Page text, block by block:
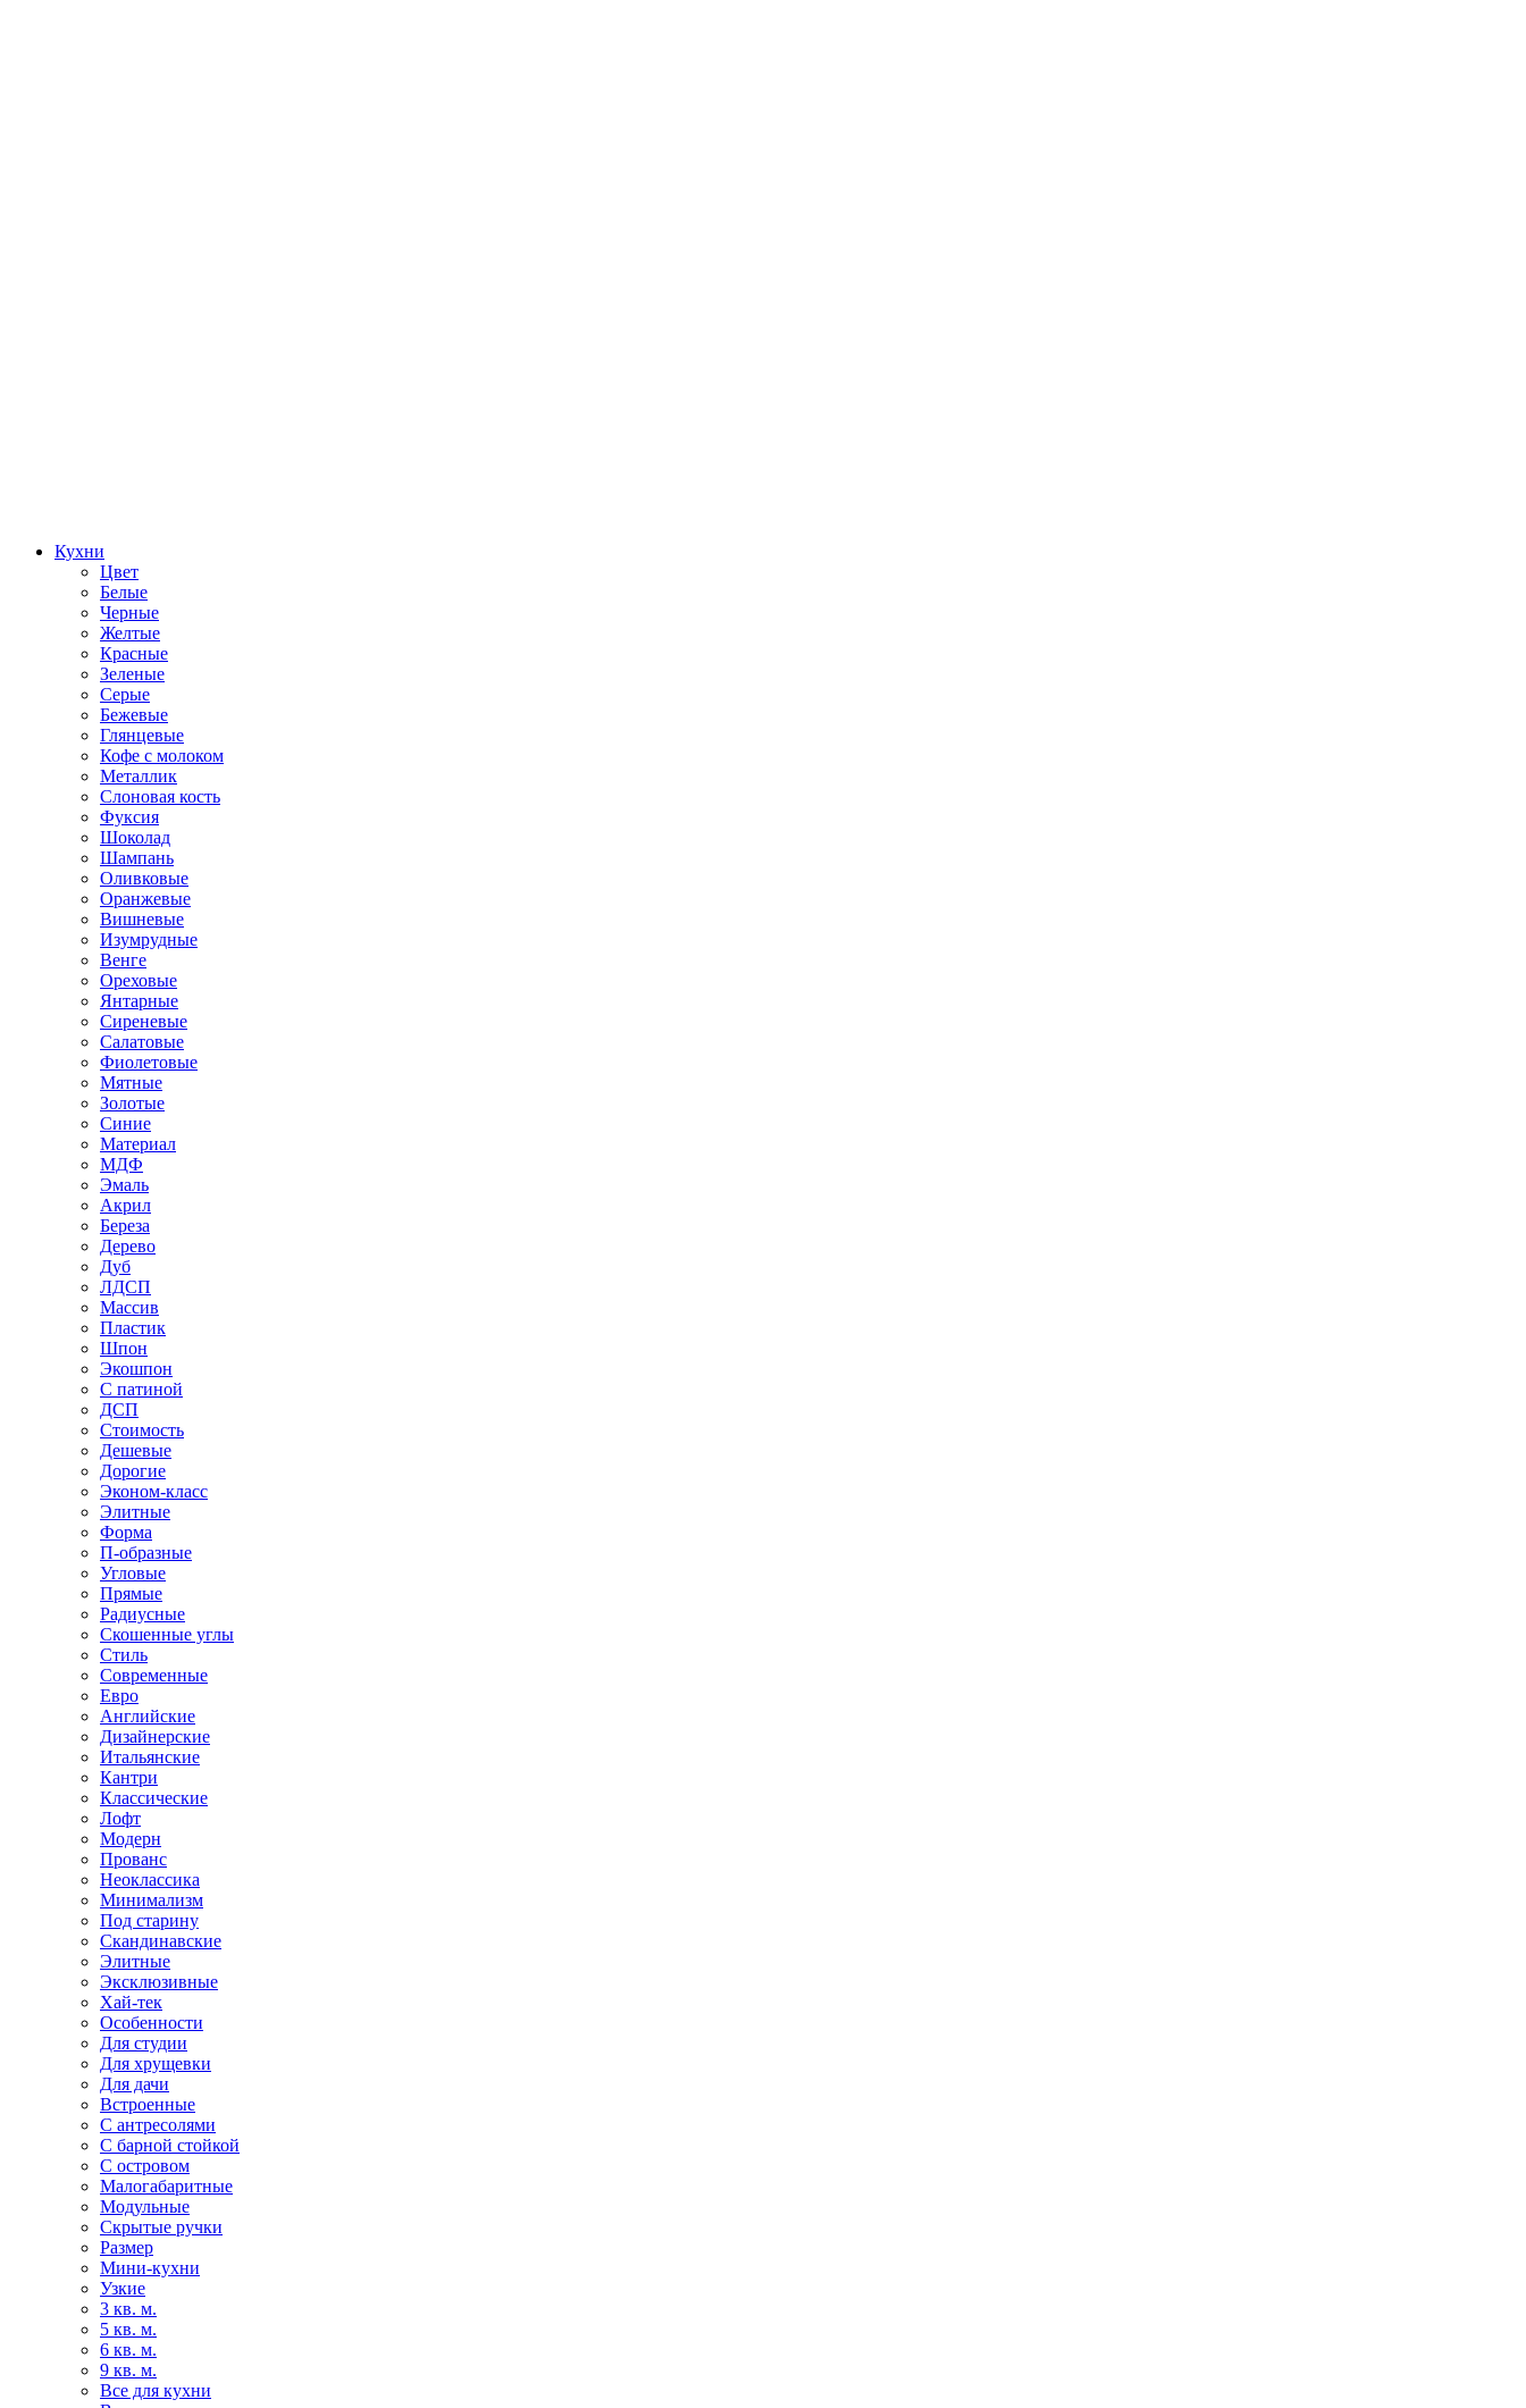
Кухни
Цвет
Белые
Черные
Желтые
Красные
Зеленые
Серые
Бежевые
Глянцевые
Кофе с молоком
Металлик
Слоновая кость
Фуксия
Шоколад
Шампань
Оливковые
Оранжевые
Вишневые
Изумрудные
Венге
Ореховые
Янтарные
Сиреневые
Салатовые
Фиолетовые
Мятные
Золотые
Синие
Материал
МДФ
Эмаль
Акрил
Береза
Дерево
Дуб
ЛДСП
Массив
Пластик
Шпон
Экошпон
С патиной
ДСП
Стоимость
Дешевые
Дорогие
Эконом-класс
Элитные
Форма
П-образные
Угловые
Прямые
Радиусные
Скошенные углы
Стиль
Современные
Евро
Английские
Дизайнерские
Итальянские
Кантри
Классические
Лофт
Модерн
Прованс
Неоклассика
Минимализм
Под старину
Скандинавские
Элитные
Эксклюзивные
Хай-тек
Особенности
Для студии
Для хрущевки
Для дачи
Встроенные
С антресолями
С барной стойкой
С островом
Малогабаритные
Модульные
Скрытые ручки
Размер
Мини-кухни
Узкие
3 кв. м.
5 кв. м.
6 кв. м.
9 кв. м.
Все для кухни